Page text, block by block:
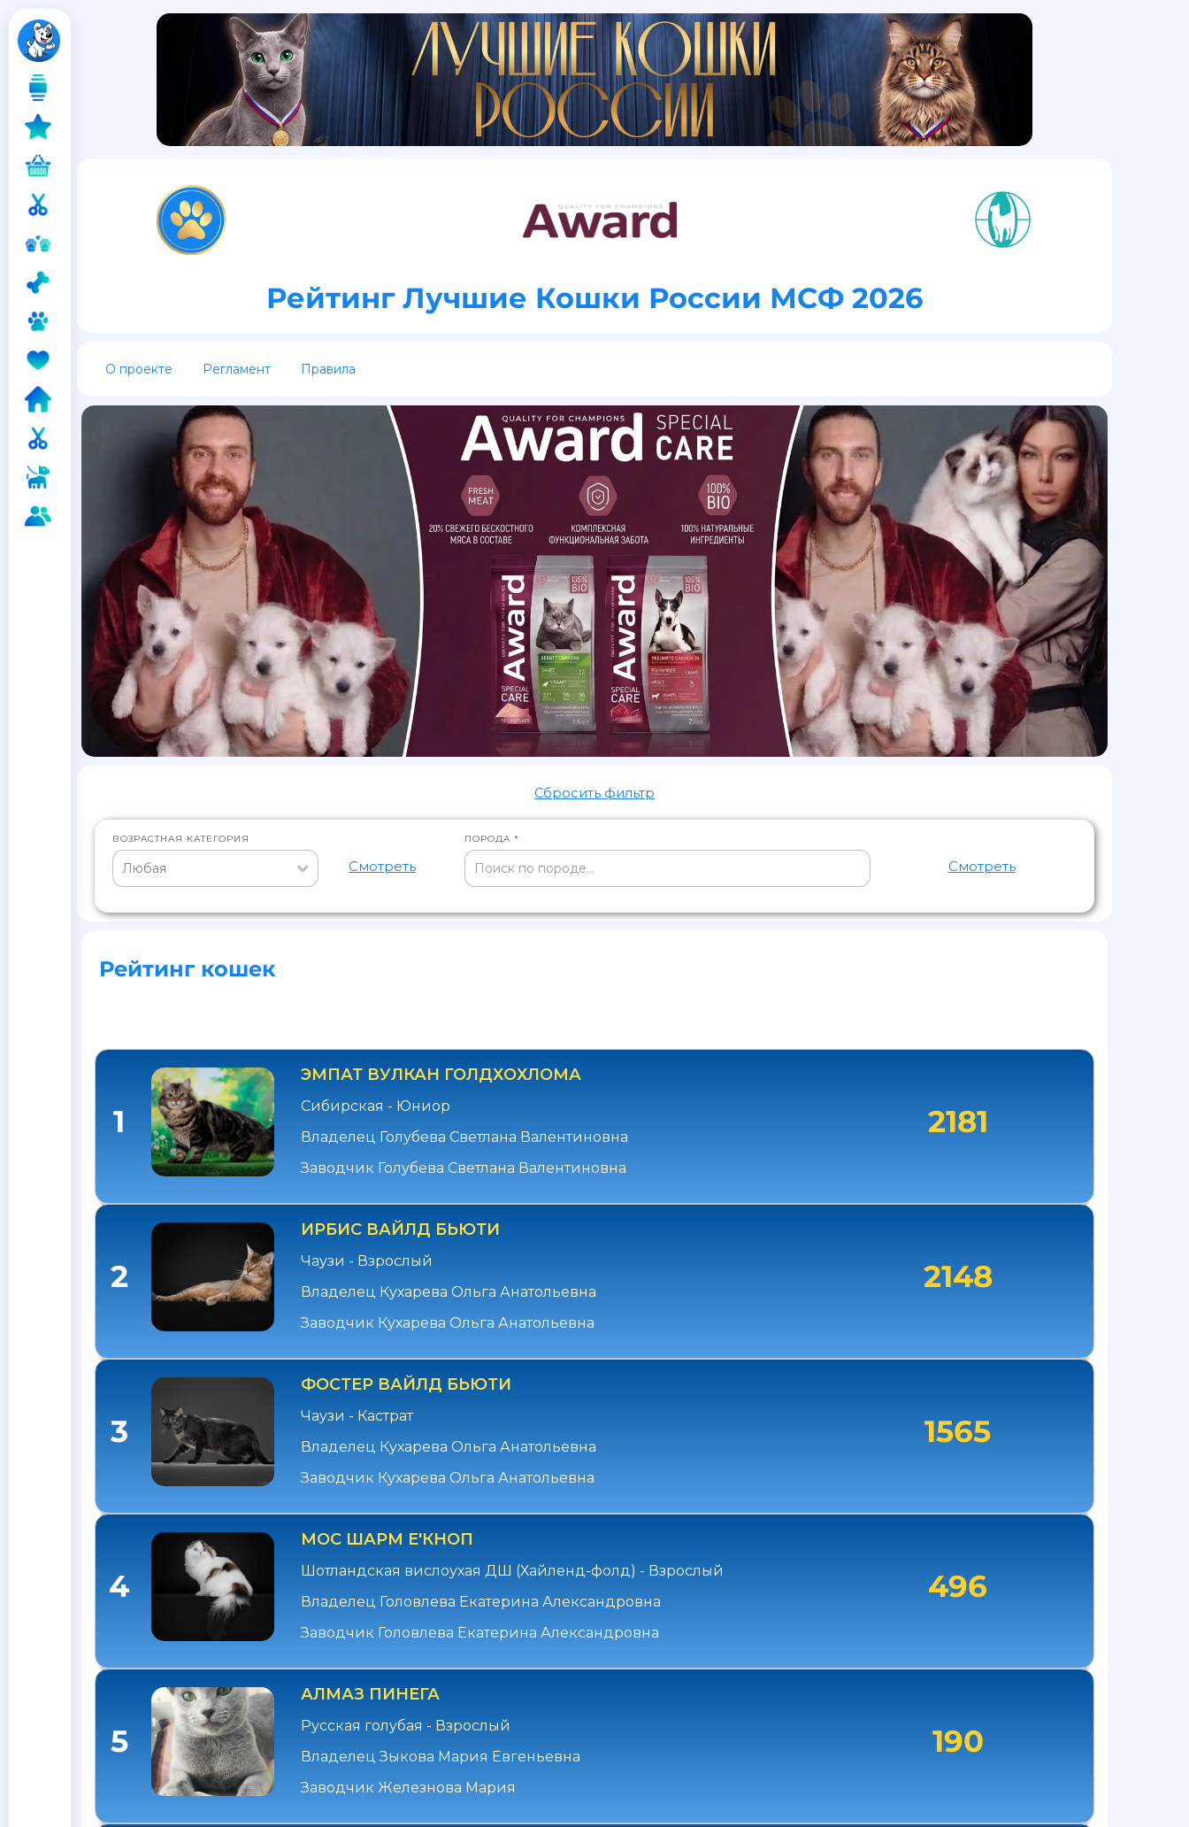
Рейтинг Лучшие Кошки России МСФ 2026
О проекте Регламент Правила
Сбросить фильтр
ВОЗРАСТНАЯ КАТЕГОРИЯ
Любая Смотреть
ПОРОДА *
Смотреть
Рейтинг кошек
1
ЭМПАТ ВУЛКАН ГОЛДХОХЛОМА
Сибирская - Юниор
Владелец Голубева Светлана Валентиновна
Заводчик Голубева Светлана Валентиновна
2181
2
ИРБИС ВАЙЛД БЬЮТИ
Чаузи - Взрослый
Владелец Кухарева Ольга Анатольевна
Заводчик Кухарева Ольга Анатольевна
2148
3
ФОСТЕР ВАЙЛД БЬЮТИ
Чаузи - Кастрат
Владелец Кухарева Ольга Анатольевна
Заводчик Кухарева Ольга Анатольевна
1565
4
МОС ШАРМ Е'КНОП
Шотландская вислоухая ДШ (Хайленд-фолд) - Взрослый
Владелец Головлева Екатерина Александровна
Заводчик Головлева Екатерина Александровна
496
5
АЛМАЗ ПИНЕГА
Русская голубая - Взрослый
Владелец Зыкова Мария Евгеньевна
Заводчик Железнова Мария
190